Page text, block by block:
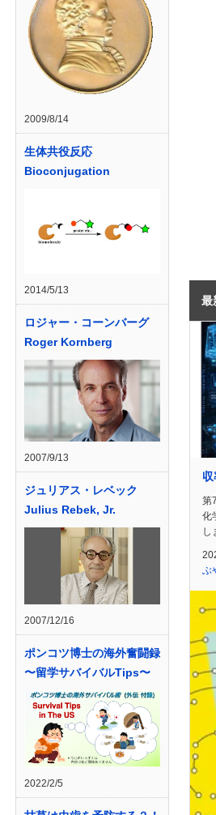
2009/8/14
生体共役反応
Bioconjugation
2014/5/13
ロジャー・コーンバーグ
Roger Kornberg
2007/9/13
ジュリアス・レベック
Julius Rebek, Jr.
2007/12/16
ポンコツ博士の海外奮闘録
〜留学サバイバルTips〜
2022/2/5
最
第
化
し
ぶ